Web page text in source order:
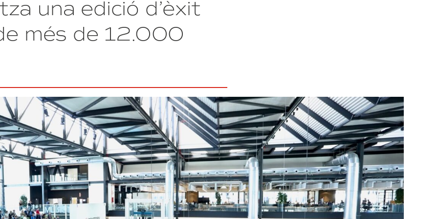
una edició d’èxit
més de 12.000
de
candidatures
al
concurs
fins
el
31
d’octubre